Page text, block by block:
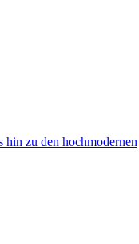
zu den hochmodernen